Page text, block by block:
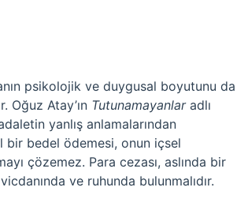
psikolojik ve duygusal boyutunu da
Oğuz Atay’ın Tutunamayanlaradlı
yanlış anlamalarından
bir bedel ödemesi, onun içsel
çözemez. Para cezası, aslında bir
ve ruhunda bulunmalıdır.